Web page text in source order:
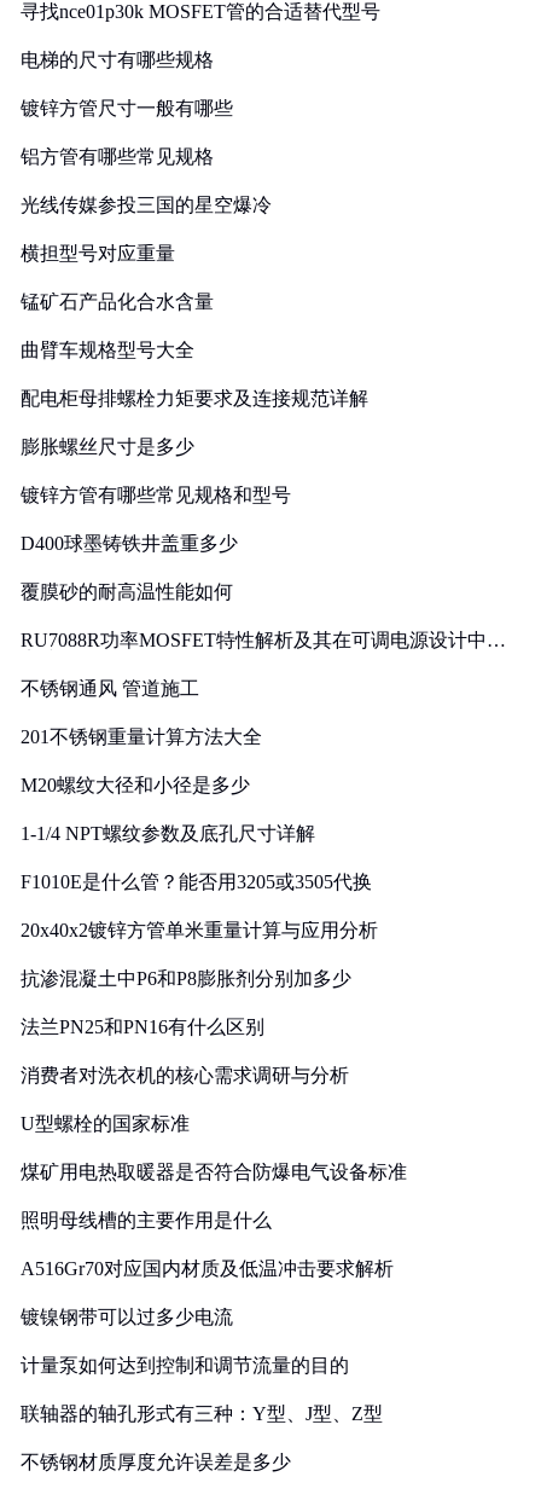
寻找nce01p30k MOSFET管的合适替代型号
电梯的尺寸有哪些规格
镀锌方管尺寸一般有哪些
铝方管有哪些常见规格
光线传媒参投三国的星空爆冷
横担型号对应重量
锰矿石产品化合水含量
曲臂车规格型号大全
配电柜母排螺栓力矩要求及连接规范详解
膨胀螺丝尺寸是多少
镀锌方管有哪些常见规格和型号
D400球墨铸铁井盖重多少
覆膜砂的耐高温性能如何
RU7088R功率MOSFET特性解析及其在可调电源设计中的
不锈钢通风 管道施工
201不锈钢重量计算方法大全
M20螺纹大径和小径是多少
1-1/4 NPT螺纹参数及底孔尺寸详解
F1010E是什么管？能否用3205或3505代换
20x40x2镀锌方管单米重量计算与应用分析
抗渗混凝土中P6和P8膨胀剂分别加多少
法兰PN25和PN16有什么区别
消费者对洗衣机的核心需求调研与分析
U型螺栓的国家标准
煤矿用电热取暖器是否符合防爆电气设备标准
照明母线槽的主要作用是什么
A516Gr70对应国内材质及低温冲击要求解析
镀镍钢带可以过多少电流
计量泵如何达到控制和调节流量的目的
联轴器的轴孔形式有三种：Y型、J型、Z型
不锈钢材质厚度允许误差是多少